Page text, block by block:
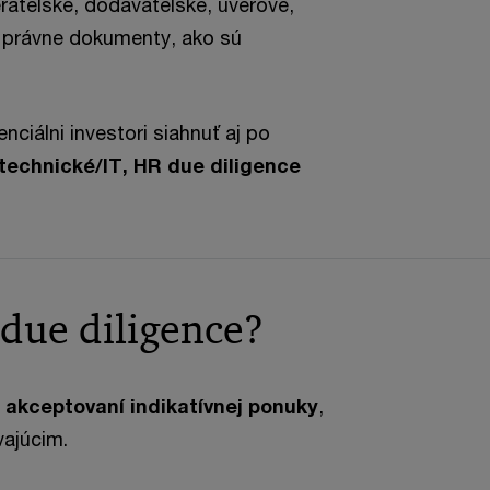
dokumenty, ako sú
investori siahnuť aj po
IT, HR due diligence
diligence?
akceptovaní indikatívnej ponuky,